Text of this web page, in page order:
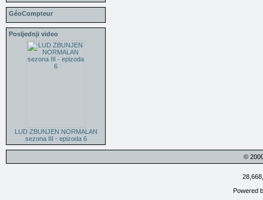
GéoCompteur
Posljednji video
LUD ZBUNJEN NORMALAN
sezona III - epizoda 6
©
Powered